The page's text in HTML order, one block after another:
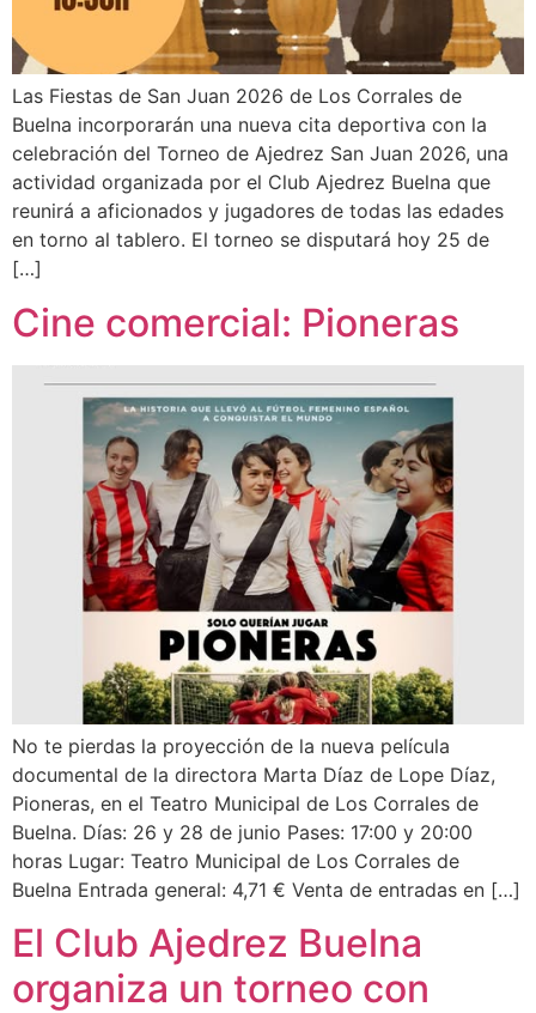
Las Fiestas de San Juan 2026 de Los Corrales de
Buelna incorporarán una nueva cita deportiva con la
celebración del Torneo de Ajedrez San Juan 2026, una
actividad organizada por el Club Ajedrez Buelna que
reunirá a aficionados y jugadores de todas las edades
en torno al tablero. El torneo se disputará hoy 25 de
[…]
Cine comercial: Pioneras
No te pierdas la proyección de la nueva película
documental de la directora Marta Díaz de Lope Díaz,
Pioneras, en el Teatro Municipal de Los Corrales de
Buelna. Días: 26 y 28 de junio Pases: 17:00 y 20:00
horas Lugar: Teatro Municipal de Los Corrales de
Buelna Entrada general: 4,71 € Venta de entradas en […]
El Club Ajedrez Buelna
organiza un torneo con